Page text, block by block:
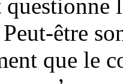
être
que le